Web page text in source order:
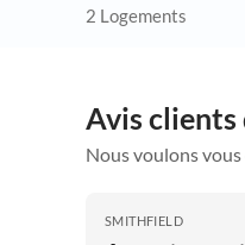
2 Logements
Avis clients
Nous voulons
SMITHFIELD